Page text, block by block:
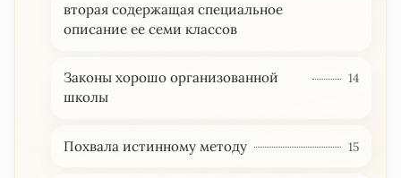
вторая содержащая специальное
описание ее семи классов
Законы хорошо организованной
школы
14
Похвала истинному методу 15